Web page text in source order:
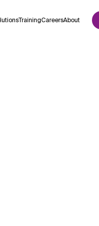
TrainingCareersAbout